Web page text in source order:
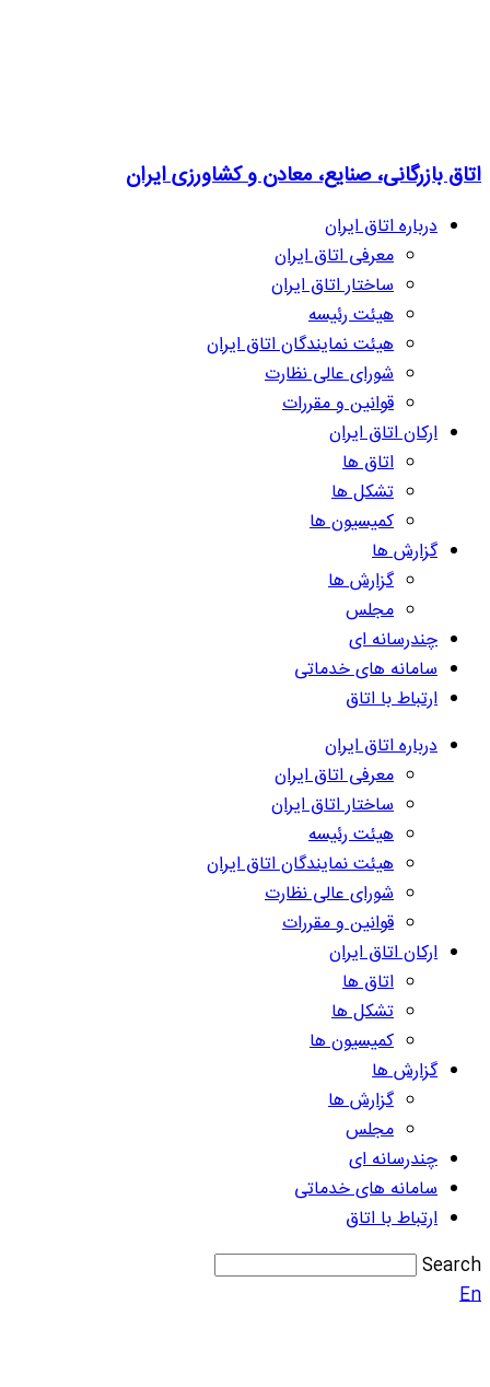
اتاق بازرگانی، صنایع، معادن و کشاورزی ایران
درباره اتاق ایران
معرفی اتاق ایران
ساختار اتاق ایران
هیئت رئیسه
هیئت نمایندگان اتاق ایران
شورای عالی نظارت
قوانین و مقررات
ارکان اتاق ایران
اتاق ها
تشکل ها
کمیسیون ها
گزارش ها
گزارش ها
مجلس
چندرسانه ای
سامانه های خدماتی
ارتباط با اتاق
درباره اتاق ایران
معرفی اتاق ایران
ساختار اتاق ایران
هیئت رئیسه
هیئت نمایندگان اتاق ایران
شورای عالی نظارت
قوانین و مقررات
ارکان اتاق ایران
اتاق ها
تشکل ها
کمیسیون ها
گزارش ها
گزارش ها
مجلس
چندرسانه ای
سامانه های خدماتی
ارتباط با اتاق
Search
En